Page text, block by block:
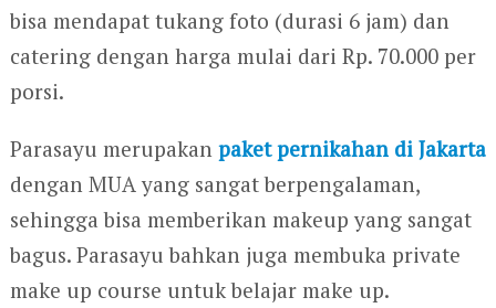
bisa mendapat tukang foto (durasi 6 jam) dan
catering dengan harga mulai dari Rp. 70.000 per
porsi.
Parasayu merupakan paket pernikahan di Jakarta
dengan MUA yang sangat berpengalaman,
sehingga bisa memberikan makeup yang sangat
bagus. Parasayu bahkan juga membuka private
make up course untuk belajar make up.